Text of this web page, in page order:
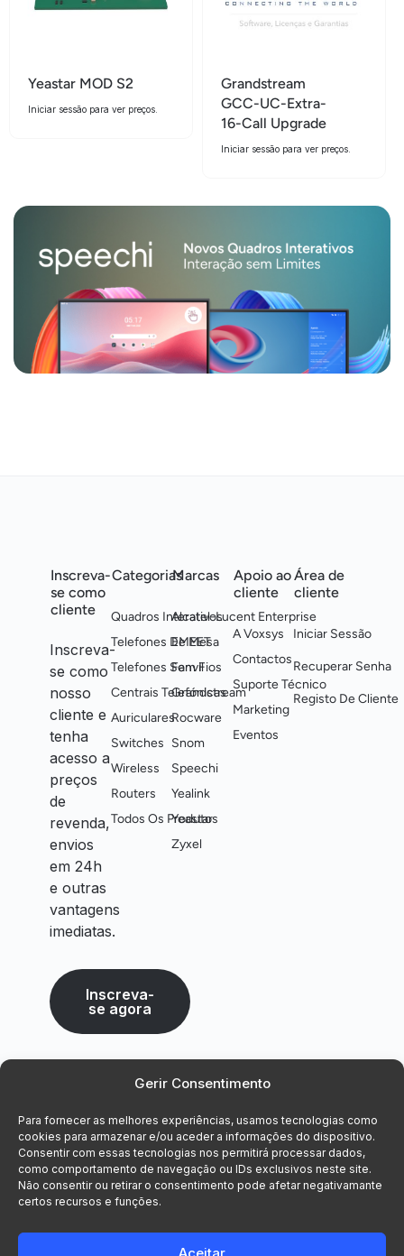
Gerir Consentimento
Para fornecer as melhores experiências, usamos tecnologias como
cookies para armazenar e/ou aceder a informações do dispositivo.
Consentir com essas tecnologias nos permitirá processar dados,
como comportamento de navegação ou IDs exclusivos neste site.
Não consentir ou retirar o consentimento pode afetar negativamante
certos recursos e funções.
Aceitar
Yeastar MOD S2
Iniciar sessão para ver preços.
Grandstream
GCC-UC-Extra-
16-Call Upgrade
Iniciar sessão para ver preços.
Inscreva-
se como
cliente
Inscreva-
se como
nosso
cliente e
tenha
acesso a
preços
de
revenda,
envios
em 24h
e outras
vantagens
imediatas.
Inscreva-
se agora
Categorias
Quadros Interativos
Telefones De Mesa
Telefones Sem Fios
Centrais Telefónicas
Auriculares
Switches
Wireless
Routers
Todos Os Produtos
Marcas
Alcatel-Lucent Enterprise
EMEET
Fanvil
Grandstream
Rocware
Snom
Speechi
Yealink
Yeastar
Zyxel
Apoio ao
cliente
A Voxsys
Contactos
Suporte Técnico
Marketing
Eventos
Área de
cliente
Iniciar Sessão
Recuperar Senha
Registo De Cliente